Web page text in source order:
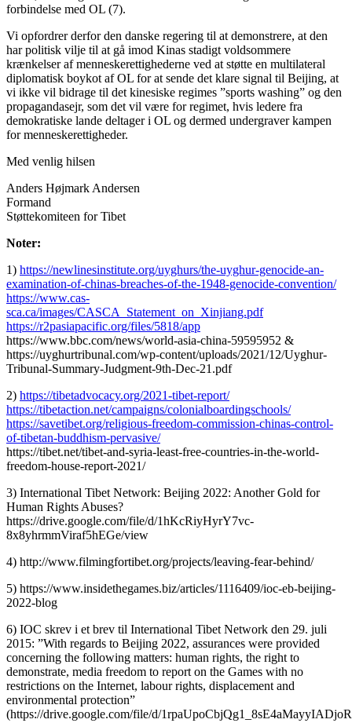
forbindelse med OL (7).
Vi opfordrer derfor den danske regering til at demonstrere, at den
har politisk vilje til at gå imod Kinas stadigt voldsommere
krænkelser af menneskerettighederne ved at støtte en multilateral
diplomatisk boykot af OL for at sende det klare signal til Beijing, at
vi ikke vil bidrage til det kinesiske regimes ”sports washing” og den
propagandasejr, som det vil være for regimet, hvis ledere fra
demokratiske lande deltager i OL og dermed undergraver kampen
for menneskerettigheder.
Med venlig hilsen
Anders Højmark Andersen
Formand
Støttekomiteen for Tibet
Noter:
1) https://newlinesinstitute.org/uyghurs/the-uyghur-genocide-an-
examination-of-chinas-breaches-of-the-1948-genocide-convention/
https://www.cas-
sca.ca/images/CASCA_Statement_on_Xinjiang.pdf
https://r2pasiapacific.org/files/5818/app
https://www.bbc.com/news/world-asia-china-59595952 &
https://uyghurtribunal.com/wp-content/uploads/2021/12/Uyghur-
Tribunal-Summary-Judgment-9th-Dec-21.pdf
2) https://tibetadvocacy.org/2021-tibet-report/
https://tibetaction.net/campaigns/colonialboardingschools/
https://savetibet.org/religious-freedom-commission-chinas-control-
of-tibetan-buddhism-pervasive/
https://tibet.net/tibet-and-syria-least-free-countries-in-the-world-
freedom-house-report-2021/
3) International Tibet Network: Beijing 2022: Another Gold for
Human Rights Abuses?
https://drive.google.com/file/d/1hKcRiyHyrY7vc-
8x8yhrmmViraf5hEGe/view
4) http://www.filmingfortibet.org/projects/leaving-fear-behind/
5) https://www.insidethegames.biz/articles/1116409/ioc-eb-beijing-
2022-blog
6) IOC skrev i et brev til International Tibet Network den 29. juli
2015: ”With regards to Beijing 2022, assurances were provided
concerning the following matters: human rights, the right to
demonstrate, media freedom to report on the Games with no
restrictions on the Internet, labour rights, displacement and
environmental protection”
(https://drive.google.com/file/d/